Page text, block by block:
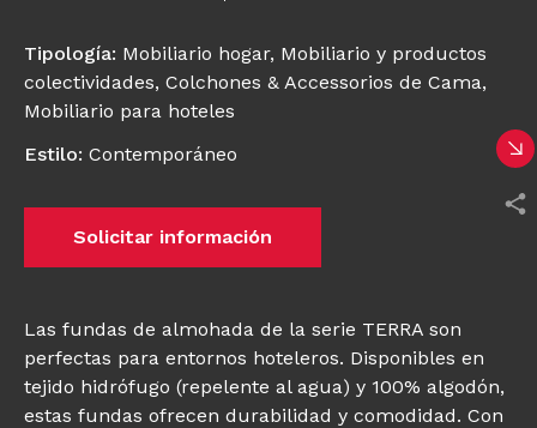
Tipología: Mobiliario hogar, Mobiliario y productos
colectividades, Colchones & Accessorios de Cama,
Mobiliario para hoteles
Estilo: Contemporáneo
Solicitar información
Las fundas de almohada de la serie TERRA son
perfectas para entornos hoteleros. Disponibles en
tejido hidrófugo (repelente al agua) y 100% algodón,
estas fundas ofrecen durabilidad y comodidad. Con